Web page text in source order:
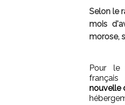
Selon le
mois
morose,
Pour le
nouvelle